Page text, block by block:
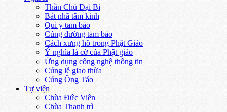
Thần Chú Đại Bi
Bát nhã tâm kinh
Qui y tam bảo
Cúng dường tam bảo
Cách xưng hô trong Phật Giáo
Ý nghĩa lá cờ của Phật giáo
Ứng dụng công nghệ thông tin
Cúng lễ giao thừa
Cúng Ông Táo
Tự viện
Chùa Đức Viên
Chùa Thanh trì